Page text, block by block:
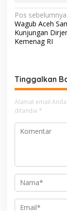
N
a
v
g
a
s
i
p
Pos sebelumnya
Wagub Aceh
Kunjungan
Kemenag RI
Tinggalkan
Alamat email
ditandai *